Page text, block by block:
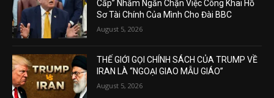
Cấp” Nhằm Ngăn Chặn Việc Công Khai Hồ
Sơ Tài Chính Của Mình Cho Đài BBC
August 5, 2026
THẾ GIỚI GỌI CHÍNH SÁCH CỦA TRUMP VỀ
IRAN LÀ “NGOẠI GIAO MẪU GIÁO”
August 5, 2026